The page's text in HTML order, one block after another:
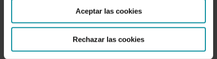
Aceptar las cookies
Rechazar las cookies
Se ha ensayado una barra de tratamiento vertical
como alternativa a las pistolas pulverizadores
utilizadas…